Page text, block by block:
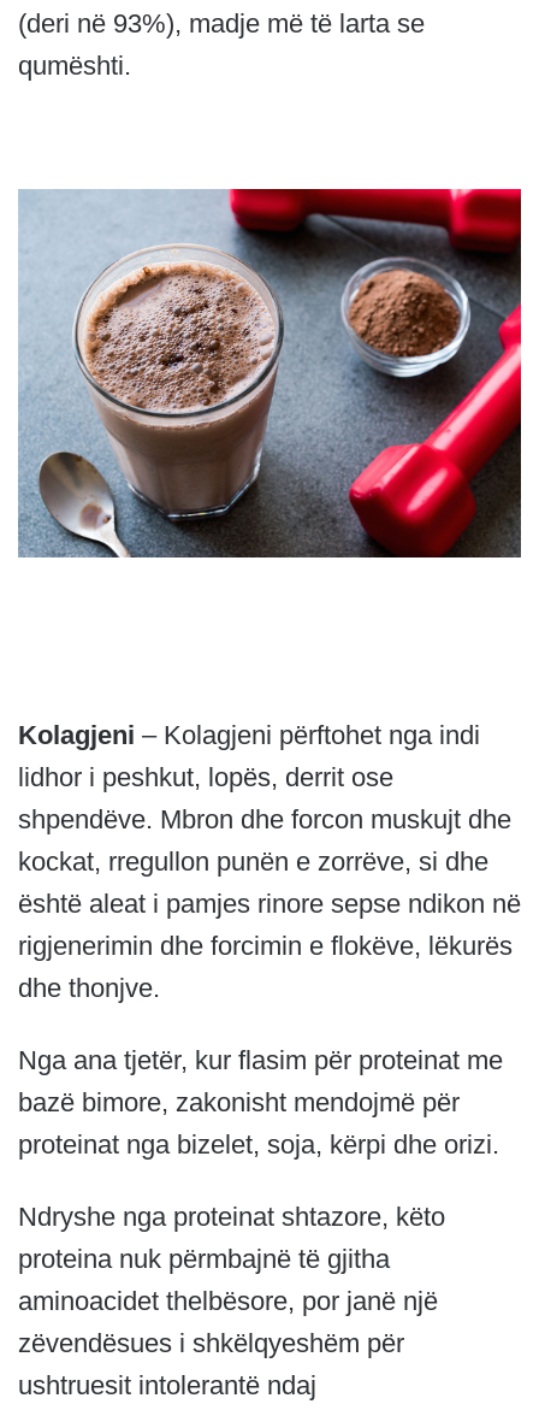
(deri në 93%), madje më të larta se
qumështi.
Kolagjeni – Kolagjeni përftohet nga indi
lidhor i peshkut, lopës, derrit ose
shpendëve. Mbron dhe forcon muskujt dhe
kockat, rregullon punën e zorrëve, si dhe
është aleat i pamjes rinore sepse ndikon në
rigjenerimin dhe forcimin e flokëve, lëkurës
dhe thonjve.
Nga ana tjetër, kur flasim për proteinat me
bazë bimore, zakonisht mendojmë për
proteinat nga bizelet, soja, kërpi dhe orizi.
Ndryshe nga proteinat shtazore, këto
proteina nuk përmbajnë të gjitha
aminoacidet thelbësore, por janë një
zëvendësues i shkëlqyeshëm për
ushtruesit intolerantë ndaj